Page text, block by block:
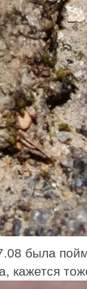
была
кажется